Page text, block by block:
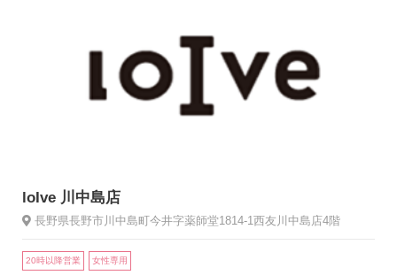
loIve 川中島店
長野県長野市川中島町今井字薬師堂1814-1西友川中島店4階
20時以降営業 女性専用